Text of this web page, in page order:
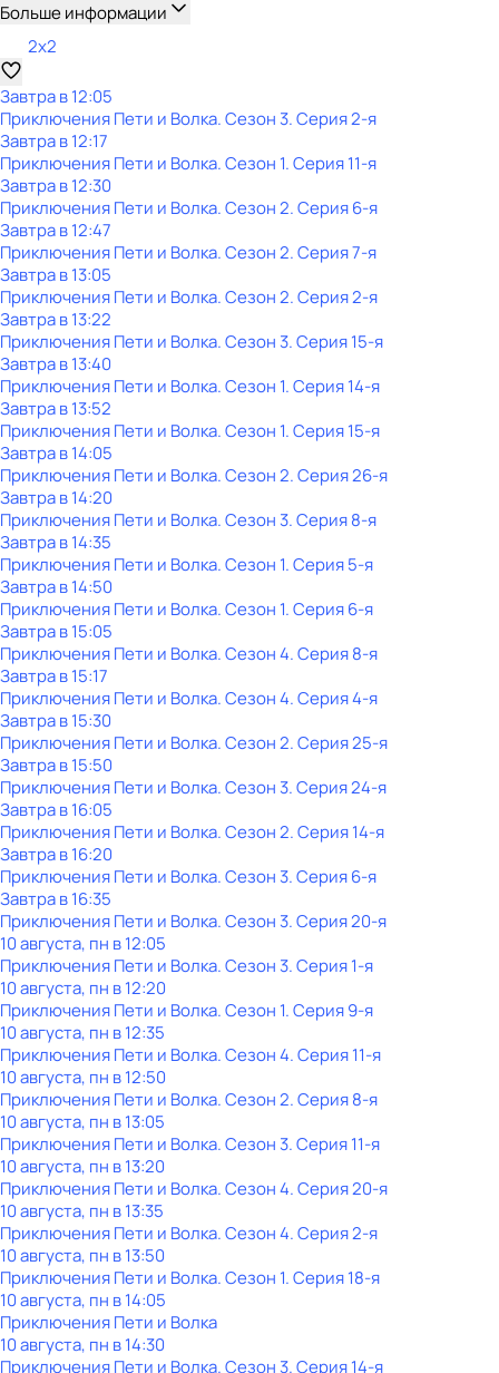
Больше информации
2x2
Завтра в 12:05
Приключения Пети и Волка. Сезон 3. Серия 2-я
Завтра в 12:17
Приключения Пети и Волка. Сезон 1. Серия 11-я
Завтра в 12:30
Приключения Пети и Волка. Сезон 2. Серия 6-я
Завтра в 12:47
Приключения Пети и Волка. Сезон 2. Серия 7-я
Завтра в 13:05
Приключения Пети и Волка. Сезон 2. Серия 2-я
Завтра в 13:22
Приключения Пети и Волка. Сезон 3. Серия 15-я
Завтра в 13:40
Приключения Пети и Волка. Сезон 1. Серия 14-я
Завтра в 13:52
Приключения Пети и Волка. Сезон 1. Серия 15-я
Завтра в 14:05
Приключения Пети и Волка. Сезон 2. Серия 26-я
Завтра в 14:20
Приключения Пети и Волка. Сезон 3. Серия 8-я
Завтра в 14:35
Приключения Пети и Волка. Сезон 1. Серия 5-я
Завтра в 14:50
Приключения Пети и Волка. Сезон 1. Серия 6-я
Завтра в 15:05
Приключения Пети и Волка. Сезон 4. Серия 8-я
Завтра в 15:17
Приключения Пети и Волка. Сезон 4. Серия 4-я
Завтра в 15:30
Приключения Пети и Волка. Сезон 2. Серия 25-я
Завтра в 15:50
Приключения Пети и Волка. Сезон 3. Серия 24-я
Завтра в 16:05
Приключения Пети и Волка. Сезон 2. Серия 14-я
Завтра в 16:20
Приключения Пети и Волка. Сезон 3. Серия 6-я
Завтра в 16:35
Приключения Пети и Волка. Сезон 3. Серия 20-я
10 августа, пн в 12:05
Приключения Пети и Волка. Сезон 3. Серия 1-я
10 августа, пн в 12:20
Приключения Пети и Волка. Сезон 1. Серия 9-я
10 августа, пн в 12:35
Приключения Пети и Волка. Сезон 4. Серия 11-я
10 августа, пн в 12:50
Приключения Пети и Волка. Сезон 2. Серия 8-я
10 августа, пн в 13:05
Приключения Пети и Волка. Сезон 3. Серия 11-я
10 августа, пн в 13:20
Приключения Пети и Волка. Сезон 4. Серия 20-я
10 августа, пн в 13:35
Приключения Пети и Волка. Сезон 4. Серия 2-я
10 августа, пн в 13:50
Приключения Пети и Волка. Сезон 1. Серия 18-я
10 августа, пн в 14:05
Приключения Пети и Волка
10 августа, пн в 14:30
Приключения Пети и Волка. Сезон 3. Серия 14-я